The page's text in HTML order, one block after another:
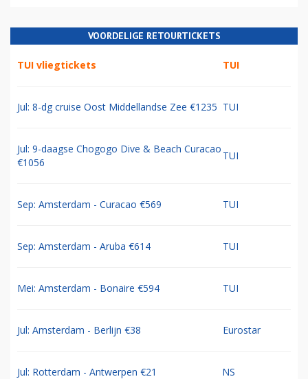
VOORDELIGE RETOURTICKETS
TUI vliegtickets TUI
Jul: 8-dg cruise Oost Middellandse Zee €1235 TUI
Jul: 9-daagse Chogogo Dive & Beach Curacao
€1056
TUI
Sep: Amsterdam - Curacao €569 TUI
Sep: Amsterdam - Aruba €614 TUI
Mei: Amsterdam - Bonaire €594 TUI
Jul: Amsterdam - Berlijn €38 Eurostar
Jul: Rotterdam - Antwerpen €21 NS